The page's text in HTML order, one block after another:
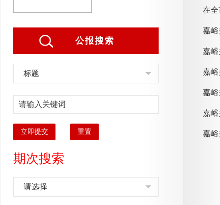
公报搜索
标题
立即提交 重置
期次搜索
请选择
在
嘉
嘉
嘉
嘉峪